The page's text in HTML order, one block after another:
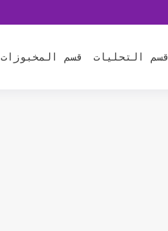
قسم التحليات قسم المخبوزات